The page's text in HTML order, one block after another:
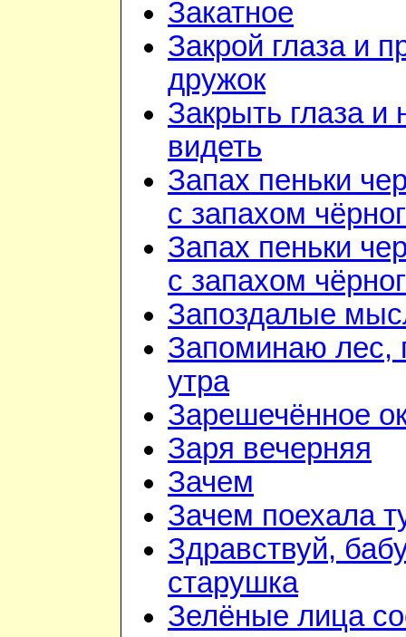
Закатное
Закрой глаза и
дружок
Закрыть глаза и
видеть
Запах пеньки
с запахом
Запах пеньки
с запахом
Запоздалые
Запоминаю лес,
утра
Зарешечённое
Заря вечерняя
Зачем
Зачем поехала
Здравствуй,
старушка
Зелёные лица